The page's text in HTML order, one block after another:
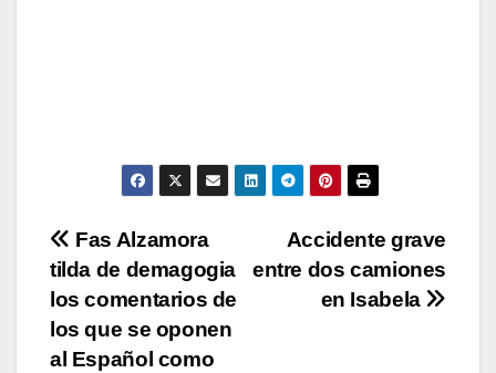
Navegación
de
entradas
Accidente grave
entre dos camiones
en Isabela
Fas Alzamora
tilda de demagogia
los comentarios de
los que se oponen
al Español como